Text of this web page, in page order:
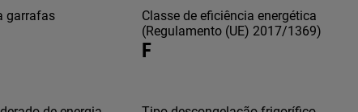
garrafas
Classe de eficiência energética
(Regulamento (UE) 2017/1369)
F